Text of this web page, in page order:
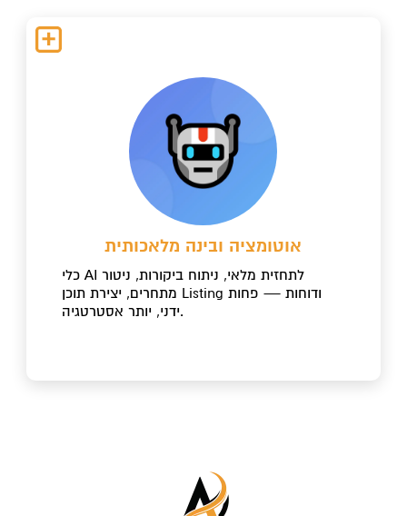
אוטומציה ובינה מלאכותית
כלי AI לתחזית מלאי, ניתוח ביקורות, ניטור
מתחרים, יצירת תוכן Listing ודוחות — פחות
ידני, יותר אסטרטגיה.